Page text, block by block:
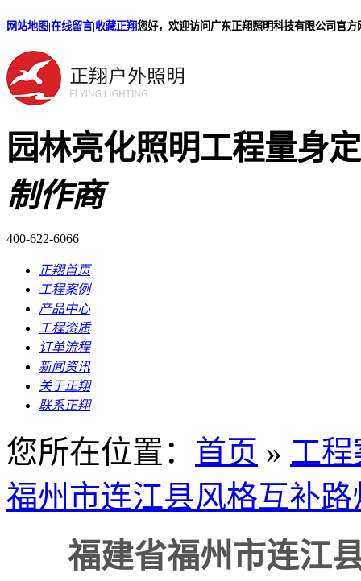
网站地图|在线留言|收藏正翔您好，欢迎访问广东正翔照明科技有限公司官方
园林亮化照明工程量身
制作商
400-622-6066
正翔首页
工程案例
产品中心
工程资质
订单流程
新闻资讯
关于正翔
联系正翔
您所在位置 ： 首页 » 工
福州市连江县风格互补
福建省福州市连江